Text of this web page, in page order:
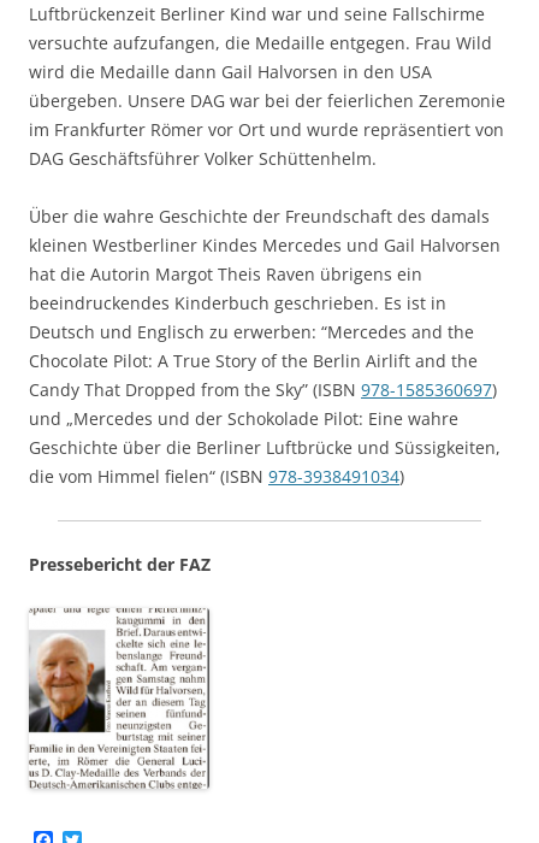
Luftbrückenzeit Berliner Kind war und seine Fallschirme
versuchte aufzufangen, die Medaille entgegen. Frau Wild
wird die Medaille dann Gail Halvorsen in den USA
übergeben. Unsere DAG war bei der feierlichen Zeremonie
im Frankfurter Römer vor Ort und wurde repräsentiert von
DAG Geschäftsführer Volker Schüttenhelm.
Über die wahre Geschichte der Freundschaft des damals
kleinen Westberliner Kindes Mercedes und Gail Halvorsen
hat die Autorin Margot Theis Raven übrigens ein
beeindruckendes Kinderbuch geschrieben. Es ist in
Deutsch und Englisch zu erwerben: “Mercedes and the
Chocolate Pilot: A True Story of the Berlin Airlift and the
Candy That Dropped from the Sky” (ISBN 978-1585360697)
und „Mercedes und der Schokolade Pilot: Eine wahre
Geschichte über die Berliner Luftbrücke und Süssigkeiten,
die vom Himmel fielen“ (ISBN 978-3938491034)
Pressebericht der FAZ